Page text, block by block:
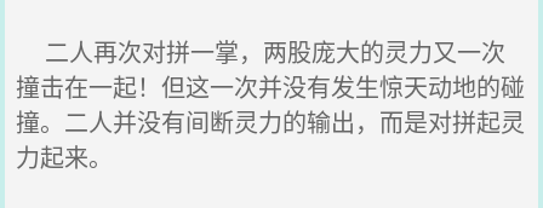
二人再次对拼一掌，两股庞大的灵力又一次
撞击在一起！但这一次并没有发生惊天动地的碰
撞。二人并没有间断灵力的输出，而是对拼起灵
力起来。